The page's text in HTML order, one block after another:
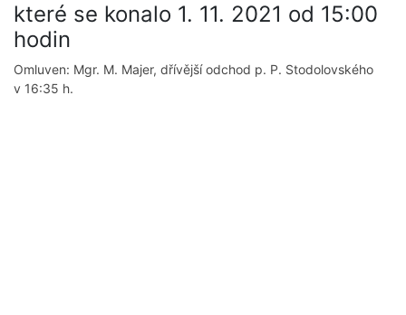
které se konalo 1. 11. 2021 od 15:00
hodin
Omluven: Mgr. M. Majer, dřívější odchod p. P. Stodolovského
v 16:35 h.